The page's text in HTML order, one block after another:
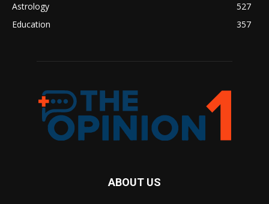
Astrology
527
Education
357
ABOUT US